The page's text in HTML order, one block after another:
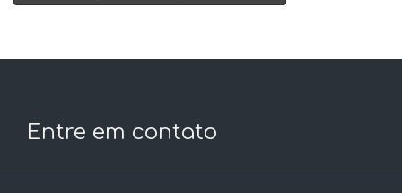
Entre em contato